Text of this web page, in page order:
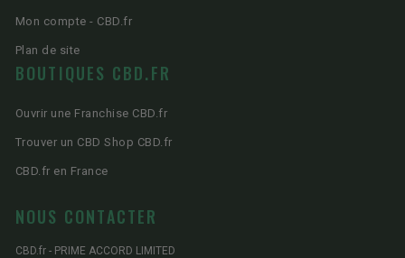
Mon compte - CBD.fr
Plan de site
BOUTIQUES CBD.FR
Ouvrir une Franchise CBD.fr
Trouver un CBD Shop CBD.fr
CBD.fr en France
NOUS CONTACTER
CBD.fr - PRIME ACCORD LIMITED